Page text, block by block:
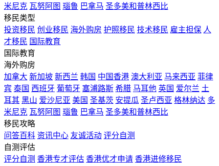
米尼克 瓦努阿图 瑙鲁 巴拿马 圣多美和普林西比
移民类型
投资移民 创业移民 海外购房 护照移民 技术移民 雇主担保 人
才移民 国际教育
国际教育
海外购房
加拿大 新加坡 新西兰 韩国 中国香港 澳大利亚 马来西亚 菲律
宾 泰国 西班牙 葡萄牙 塞浦路斯 希腊 马耳他 英国 爱尔兰 土
耳其 黑山 爱沙尼亚 美国 圣基茨 安提瓜 圣卢西亚 格林纳达 多
米尼克 瓦努阿图 瑙鲁 巴拿马 圣多美和普林西比
移民攻略
问答百科 资讯中心 友诚活动 评分自测
自测评估
评分自测 香港专才评估 香港优才申请 香港进修移民